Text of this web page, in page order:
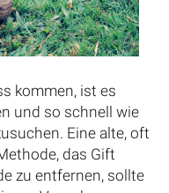
kommen, ist es
und so schnell wie
Eine alte, oft
das Gift
zu entfernen, sollte